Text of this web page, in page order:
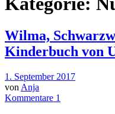
Wilma,
Kinderbuch von
1. September 2017
von Anja
Kommentare 1